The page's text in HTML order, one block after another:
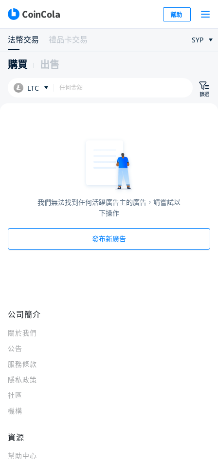
幫助
法幣交易 禮品卡交易 SYP
購買 出售
LTC
篩選
我們無法找到任何活躍廣告主的廣告，請嘗試以
下操作
發布新廣告
公司簡介
關於我們
公告
服務條款
隱私政策
社區
機構
資源
幫助中心